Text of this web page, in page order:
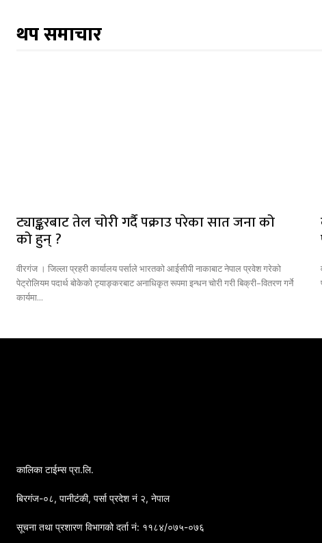
थप समाचार
ट्याङ्करबाट तेल चोरी गर्दै पक्राउ परेका सात जना को
को हुन् ?
वीरगंज । जिल्ला प्रहरी कार्यालय पर्साले भारतको आईसीपी नाकाबाट नेपाल प्रवेश गरेको
पेट्रोलियम पदार्थ बोकेको ट्याङ्करबाट अनाधिकृत रूपमा इन्धन चोरी गरी बिक्री–वितरण गर्ने
कार्यमा...
कालिका टाईम्स प्रा.लि.
बिरगंज-०८, पानीटंकी, पर्सा प्रदेश नं २, नेपाल
सूचना तथा प्रशारण विभागको दर्ता नं: ११८४/०७५-०७६